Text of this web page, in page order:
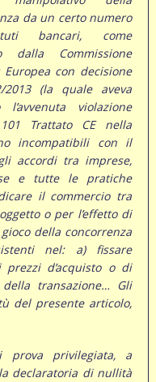
da un certo numero
bancari, come
dalla Commissione
con decisione
2013 (la quale aveva
l’avvenuta violazione
101 Trattato CE nella
incompatibili con il
accordi tra imprese,
e tutte le pratiche
il commercio tra
o per l’effetto di
della concorrenza
nel: a) fissare
d’acquisto o di
transazione… Gli
del presente articolo,
prova privilegiata, a
declaratoria di nullità